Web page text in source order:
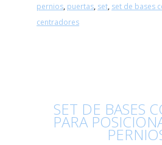
pernios, puertas, set, set de bases
centradores
SET DE BASES
PARA